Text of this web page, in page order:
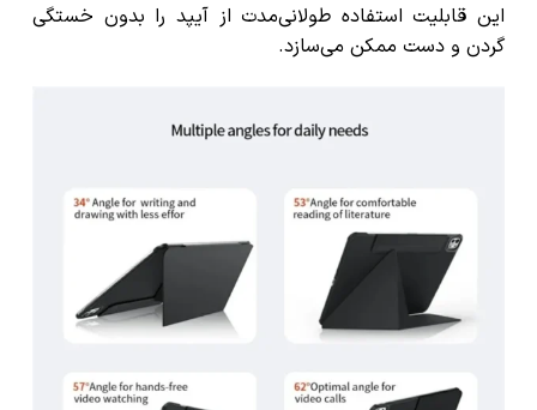
این قابلیت استفاده طولانی‌مدت از آیپد را بدون خستگی
گردن و دست ممکن می‌سازد.